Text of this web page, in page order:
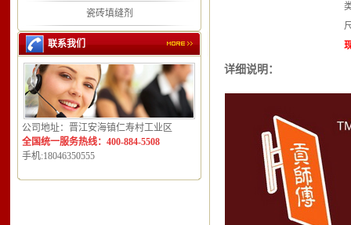
瓷砖填缝剂
联系我们
公司地址：晋江安海镇仁寿村工业区
全国统一服务热线：400-884-5508
手机:18046350555
详细说明：